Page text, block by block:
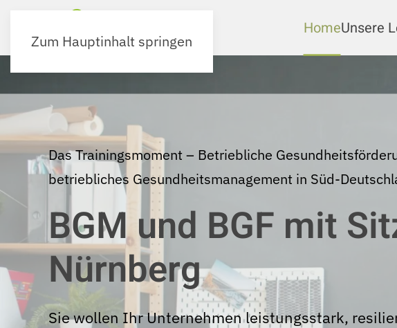
Zum Hauptinhalt springen
HomeUnsere
Das Trainingsmoment – Betriebliche
betriebliches Gesundheitsmanagement in Süd-
BGM und BGF mit
Nürnberg
Sie wollen Ihr Unternehmen leistungsstark,